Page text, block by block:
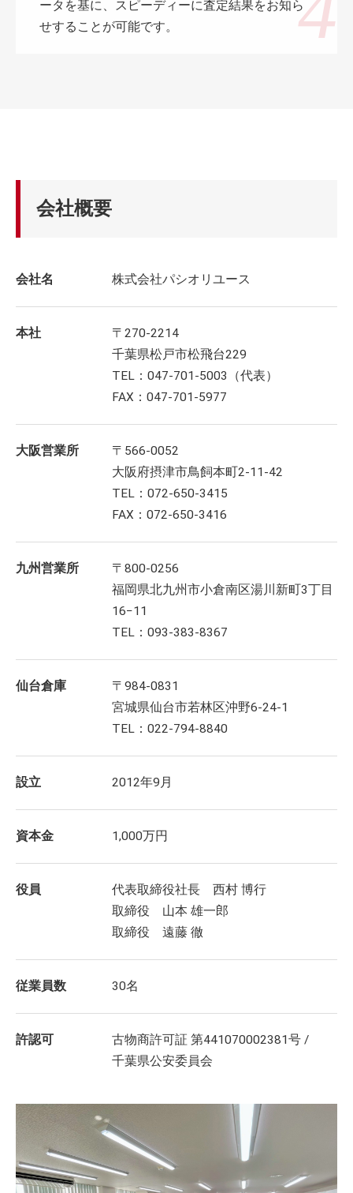
ータを基に、スピーディーに査定結果をお知ら
せすることが可能です。
会社概要
会社名 株式会社パシオリユース
本社
〒270-2214
千葉県松戸市松飛台229
TEL：047-701-5003（代表）
FAX：047-701-5977
大阪営業所
〒566-0052
大阪府摂津市鳥飼本町2-11-42
TEL：072-650-3415
FAX：072-650-3416
九州営業所
〒800-0256
福岡県北九州市小倉南区湯川新町3丁目
16−11
TEL：093-383-8367
仙台倉庫
〒984-0831
宮城県仙台市若林区沖野6-24-1
TEL：022-794-8840
設立 2012年9月
資本金 1,000万円
役員
代表取締役社長 西村 博行
取締役 山本 雄一郎
取締役 遠藤 徹
従業員数 30名
許認可
古物商許可証 第441070002381号 /
千葉県公安委員会